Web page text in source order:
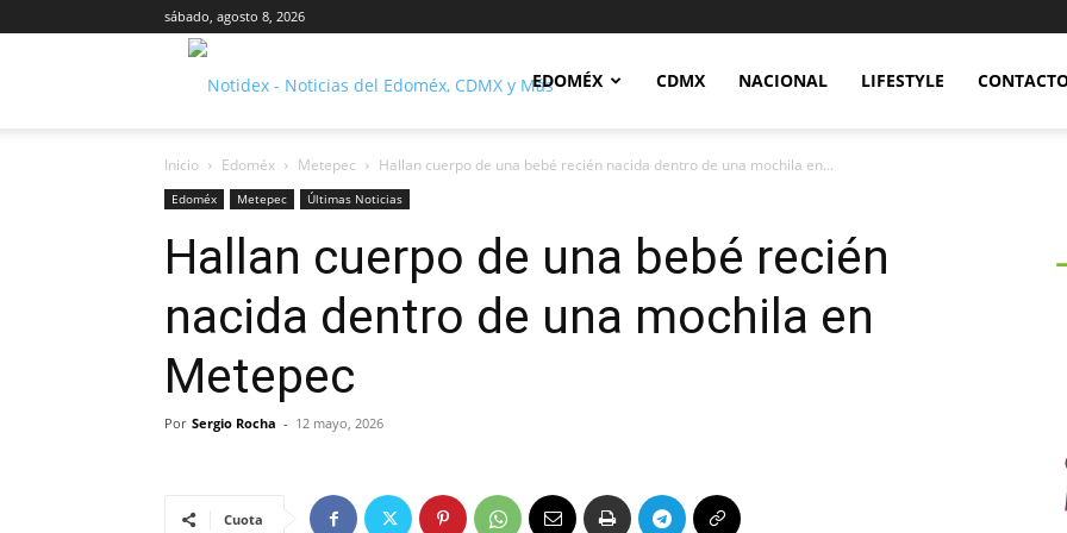
sábado, agosto 8, 2026
Notidex
EDOMÉX CDMX NACIONAL LIFESTYLE
Inicio Edoméx Metepec Hallan cuerpo de una bebé recién nacida dentro de una mochila en...
Edoméx Metepec Últimas Noticias
Hallan cuerpo de una bebé recién
nacida dentro de una mochila en
Metepec
Por Sergio Rocha - 12 mayo, 2026
Cuota